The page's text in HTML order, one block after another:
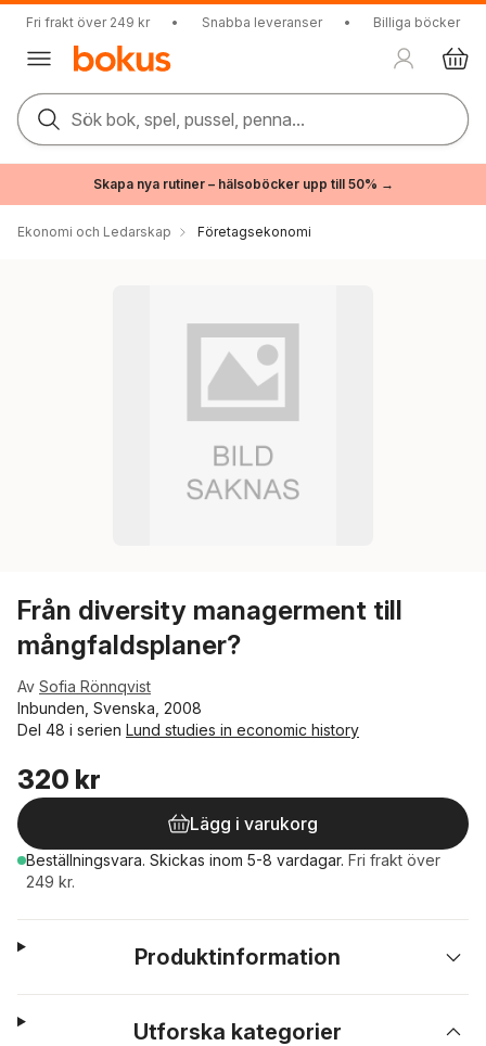
Fri frakt över 249 kr • Snabba leveranser • Billiga böcker
Sök bok, spel, pussel, penna...
Skapa nya rutiner – hälsoböcker upp till 50% →
Ekonomi och Ledarskap Företagsekonomi
Från diversity managerment till
mångfaldsplaner?
Av Sofia Rönnqvist
Inbunden, Svenska, 2008
Del 48 i serien Lund studies in economic history
320 kr
Lägg i varukorg
Beställningsvara. Skickas inom 5-8 vardagar. Fri frakt över
249 kr.
Produktinformation
Utforska kategorier